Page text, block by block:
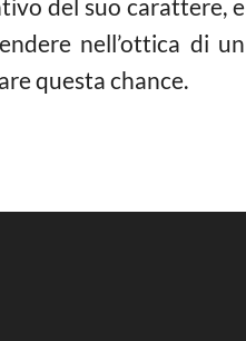
del suo carattere, e
nell’ottica di un
questa chance.